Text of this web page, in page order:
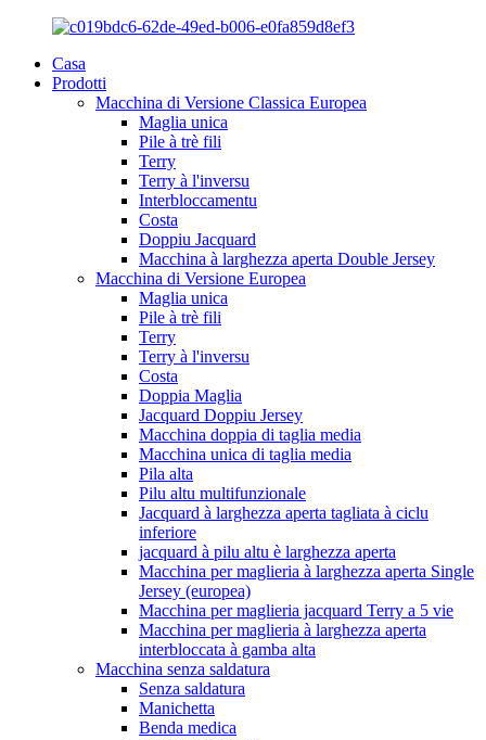
Casa
Prodotti
Macchina di Versione Classica Europea
Maglia unica
Pile à trè fili
Terry
Terry à l'inversu
Interbloccamentu
Costa
Doppiu Jacquard
Macchina à larghezza aperta Double Jersey
Macchina di Versione Europea
Maglia unica
Pile à trè fili
Terry
Terry à l'inversu
Costa
Doppia Maglia
Jacquard Doppiu Jersey
Macchina doppia di taglia media
Macchina unica di taglia media
Pila alta
Pilu altu multifunzionale
Jacquard à larghezza aperta tagliata à ciclu
inferiore
jacquard à pilu altu è larghezza aperta
Macchina per maglieria à larghezza aperta Single
Jersey (europea)
Macchina per maglieria jacquard Terry a 5 vie
Macchina per maglieria à larghezza aperta
interbloccata à gamba alta
Macchina senza saldatura
Senza saldatura
Manichetta
Benda medica